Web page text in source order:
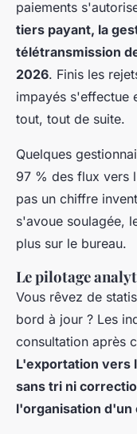
paiements
tiers payant, la
télétransmission
2026. Finis les
impayés s'effectue
tout, tout de suite.
Quelques
97 % des flux vers
pas un chiffre
s'avoue soulagée,
plus sur le bureau.
Le pilotage
Vous rêvez de
bord à jour ? Les
consultation après
L'exportation vers
sans tri ni
l'organisation d'un